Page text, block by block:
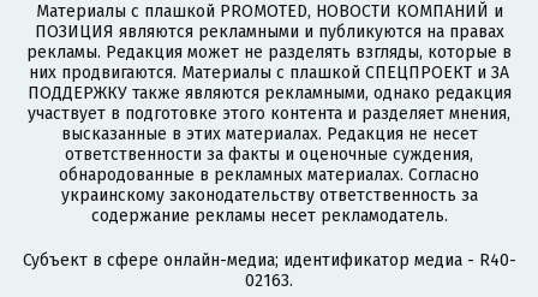
Материалы с плашкой PROMOTED, НОВОСТИ КОМПАНИЙ и
ПОЗИЦИЯ являются рекламными и публикуются на правах
рекламы. Редакция может не разделять взгляды, которые в
них продвигаются. Материалы с плашкой СПЕЦПРОЕКТ и ЗА
ПОДДЕРЖКУ также являются рекламными, однако редакция
участвует в подготовке этого контента и разделяет мнения,
высказанные в этих материалах. Редакция не несет
ответственности за факты и оценочные суждения,
обнародованные в рекламных материалах. Согласно
украинскому законодательству ответственность за
содержание рекламы несет рекламодатель.
Субъект в сфере онлайн-медиа; идентификатор медиа - R40-
02163.